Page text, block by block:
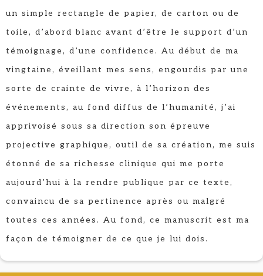
un simple rectangle de papier, de carton ou de
toile, d’abord blanc avant d’être le support d’un
témoignage, d’une confidence. Au début de ma
vingtaine, éveillant mes sens, engourdis par une
sorte de crainte de vivre, à l’horizon des
événements, au fond diffus de l’humanité, j’ai
apprivoisé sous sa direction son épreuve
projective graphique, outil de sa création, me suis
étonné de sa richesse clinique qui me porte
aujourd’hui à la rendre publique par ce texte,
convaincu de sa pertinence après ou malgré
toutes ces années. Au fond, ce manuscrit est ma
façon de témoigner de ce que je lui dois.